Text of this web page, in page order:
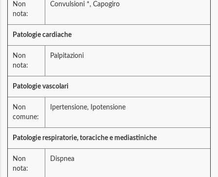
Non
nota:
Convulsioni *, Capogiro
Patologie cardiache
Non
nota:
Palpitazioni
Patologie vascolari
Non
comune:
Ipertensione, Ipotensione
Patologie respiratorie, toraciche e mediastiniche
Non
nota:
Dispnea